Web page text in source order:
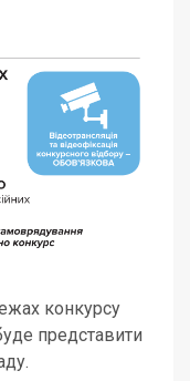
конкурсу
представити